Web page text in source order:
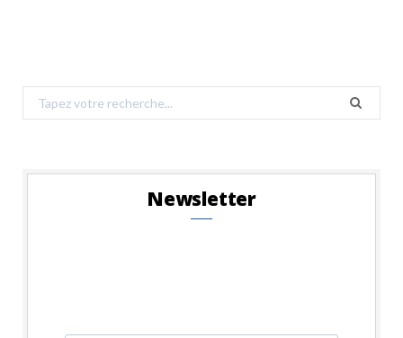
Search
for:
Newsletter